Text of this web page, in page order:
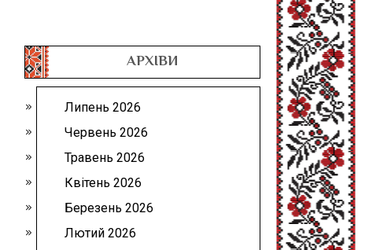
АРХІВИ
Липень 2026
Червень 2026
Травень 2026
Квітень 2026
Березень 2026
Лютий 2026